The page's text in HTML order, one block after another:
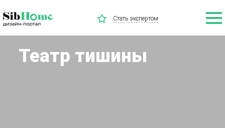
Стать экспертом
Театр тишины